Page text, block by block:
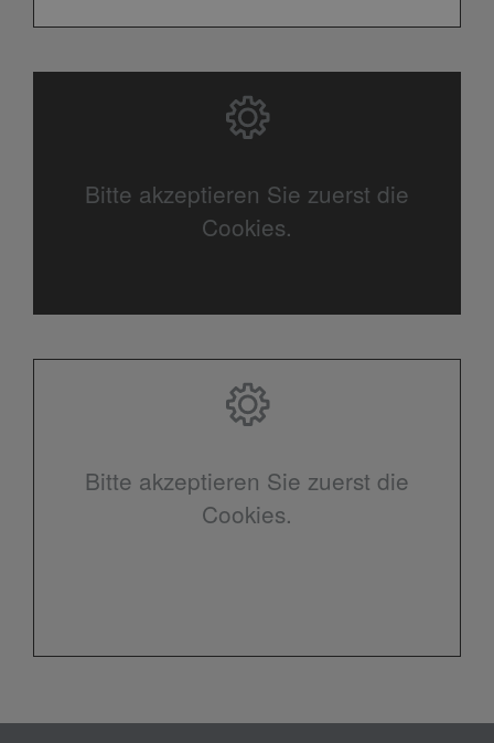
Bitte akzeptieren Sie zuerst die
Cookies.
Bitte akzeptieren Sie zuerst die
Cookies.